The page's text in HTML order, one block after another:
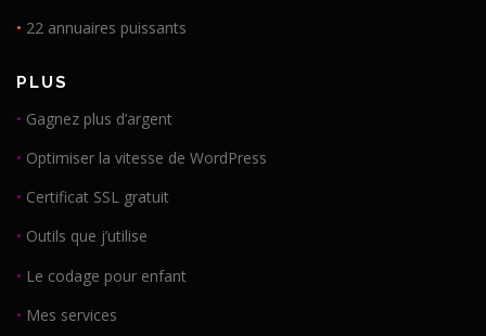
• 22 annuaires puissants
PLUS
• Gagnez plus d’argent
• Optimiser la vitesse de WordPress
• Certificat SSL gratuit
• Outils que j’utilise
• Le codage pour enfant
• Mes services